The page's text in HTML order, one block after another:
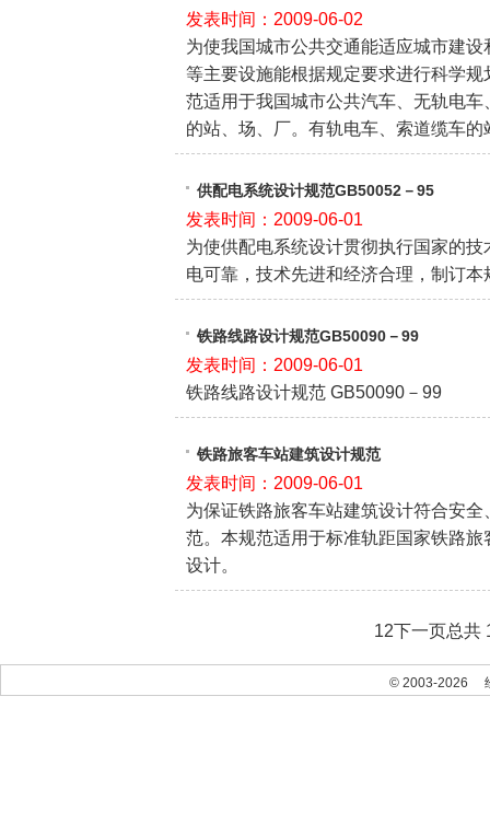
发表时间：2009-06-02
为使我国城市公共交通能适应城市建
等主要设施能根据规定要求进行科学
范适用于我国城市公共汽车、无轨电
的站、场、厂。有轨电车、索道缆车
供配电系统设计规范GB50052－95
发表时间：2009-06-01
为使供配电系统设计贯彻执行国家的
电可靠，技术先进和经济合理，制订本
铁路线路设计规范GB50090－99
发表时间：2009-06-01
铁路线路设计规范 GB50090－99
铁路旅客车站建筑设计规范
发表时间：2009-06-01
为保证铁路旅客车站建筑设计符合安
范。本规范适用于标准轨距国家铁路
设计。
12下一页总共
© 2003-2026